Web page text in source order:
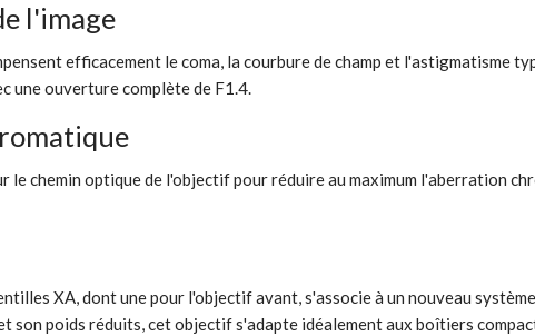
l'image
efficacement le coma, la courbure de champ et l'astigmatisme
une ouverture complète de F1.4.
chemin optique de l'objectif pour réduire au maximum l'aberration
XA, dont une pour l'objectif avant, s'associe à un nouveau
son poids réduits, cet objectif s'adapte idéalement aux boîtiers